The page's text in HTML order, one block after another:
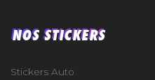
NOS STICKERS
Stickers Auto